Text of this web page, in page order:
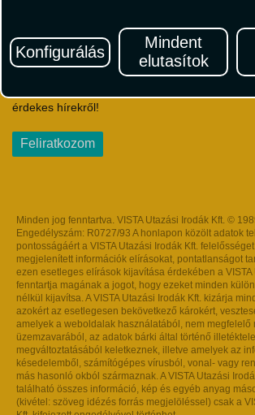
Konfigurálás
Mindent
elutasítok
Hírlevél
Iratkozzon fel Magyarország egyik
érdekes hírekről!
Feliratkozom
Minden jog fenntartva. VISTA Utazási Irodák Kft. ©
Engedélyszám: R0727/93 A honlapon közölt adatok
pontosságáért a VISTA Utazási Irodák Kft.
megjelenített információk elírásokat, pontatlanságot
ezen esetleges elírások kijavítása érdekében a VISTA
fenntartja magának a jogot, hogy ezeket minden
nélkül kijavítsa. A VISTA Utazási Irodák Kft. kizárja
azokért az esetlegesen bekövetkező károkért,
amelyek a weboldalak használatából, nem megfelelő
üzemzavarából, az adatok bárki által történő
megváltoztatásából keletkeznek, illetve amelyek az
késedelemből, számítógépes vírusból, vonal- vagy
más hasonló okból származnak. A VISTA Utazási
található összes információ, kép és egyéb anyag
(kivétel: szöveg idézés forrás megjelöléssel) csak a